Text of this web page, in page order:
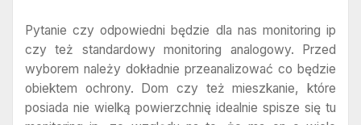
Pytanie czy odpowiedni będzie dla nas monitoring ip
czy też standardowy monitoring analogowy. Przed
wyborem należy dokładnie przeanalizować co będzie
obiektem ochrony. Dom czy też mieszkanie, które
posiada nie wielką powierzchnię idealnie spisze się tu